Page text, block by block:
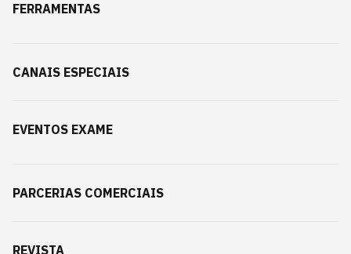
FERRAMENTAS
CANAIS ESPECIAIS
EVENTOS EXAME
PARCERIAS COMERCIAIS
REVISTA